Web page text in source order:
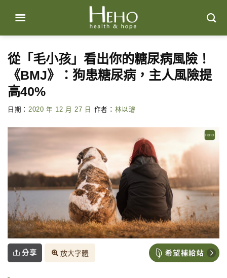
content
從「毛小孩」看出你的糖尿病風險！
《BMJ》：狗患糖尿病，主人風險提
高40%
日期： 2020 年 12 月 27 日 作者： 林以璿
分享 放大字體